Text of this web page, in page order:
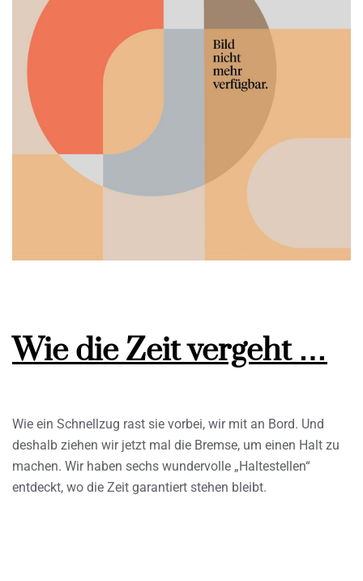
Wie die Zeit vergeht …
Wie ein Schnellzug rast sie vorbei, wir mit an Bord. Und
deshalb ziehen wir jetzt mal die Bremse, um einen Halt zu
machen. Wir haben sechs wundervolle „Haltestellen“
entdeckt, wo die Zeit garantiert stehen bleibt.